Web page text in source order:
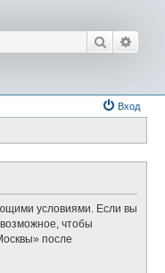
Поиск
Вход
условиями. Если вы
чтобы
после